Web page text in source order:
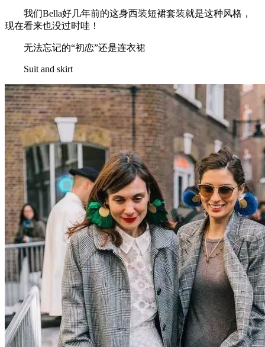
我们Bella好几年前的这身西装短裙套装就是这种风格，
现在看来也没过时哇！
无法忘记的“初恋”还是连衣裙
Suit and skirt